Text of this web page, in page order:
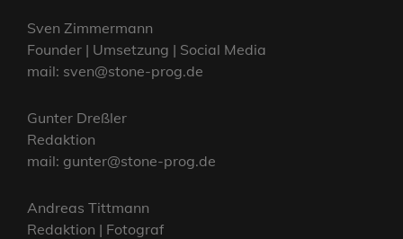
Sven Zimmermann
Founder | Umsetzung | Social Media
mail: sven@stone-prog.de
Gunter Dreßler
Redaktion
mail: gunter@stone-prog.de
Andreas Tittmann
Redaktion | Fotograf